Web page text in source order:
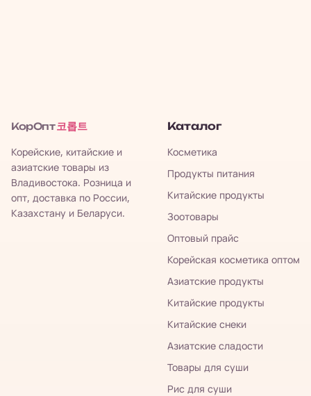
КорОпт 코롭트
Корейские, китайские и
азиатские товары из
Владивостока. Розница и
опт, доставка по России,
Казахстану и Беларуси.
Каталог
Косметика
Продукты питания
Китайские продукты
Зоотовары
Оптовый прайс
Корейская косметика оптом
Азиатские продукты
Китайские продукты
Китайские снеки
Азиатские сладости
Товары для суши
Рис для суши